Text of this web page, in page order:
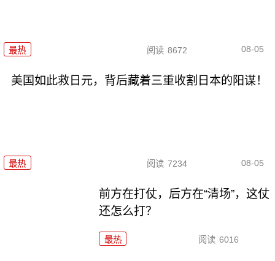
最热 阅读 8672 08-05
美国如此救日元，背后藏着三重收割日本的阳谋！
最热 阅读 7234 08-05
前方在打仗，后方在“清场”，这仗
还怎么打？
最热 阅读 6016